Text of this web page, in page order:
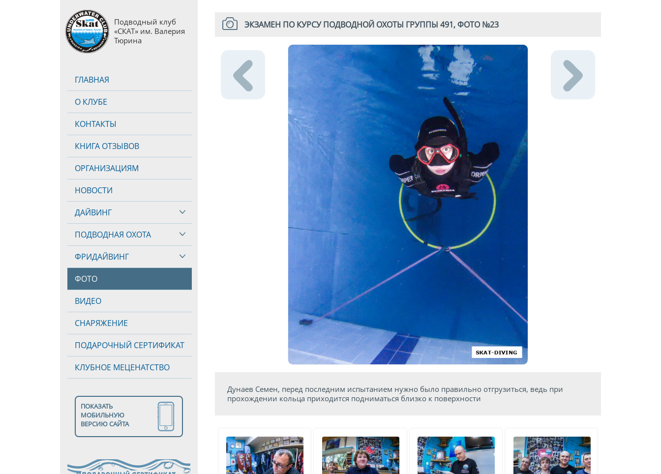
Подводный клуб
«СКАТ» им. Валерия
Тюрина
ГЛАВНАЯ
О КЛУБЕ
КОНТАКТЫ
КНИГА ОТЗЫВОВ
ОРГАНИЗАЦИЯМ
НОВОСТИ
ДАЙВИНГ
ПОДВОДНАЯ ОХОТА
ФРИДАЙВИНГ
ФОТО
ВИДЕО
СНАРЯЖЕНИЕ
ПОДАРОЧНЫЙ СЕРТИФИКАТ
КЛУБНОЕ МЕЦЕНАТСТВО
ПОКАЗАТЬ
МОБИЛЬНУЮ
ВЕРСИЮ САЙТА
ЭКЗАМЕН ПО КУРСУ ПОДВОДНОЙ ОХОТЫ ГРУППЫ 491, ФОТО №23
Дунаев Семен, перед последним испытанием нужно было правильно отгрузиться, ведь при
прохождении кольца приходится подниматься близко к поверхности